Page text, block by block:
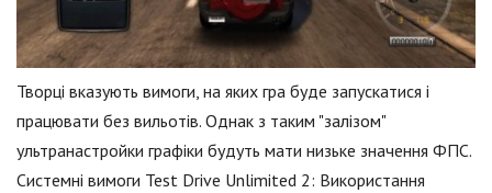
Творці вказують вимоги, на яких гра буде запускатися і
працювати без вильотів. Однак з таким "залізом"
ультранастройки графіки будуть мати низьке значення ФПС.
Системні вимоги Test Drive Unlimited 2: Використання